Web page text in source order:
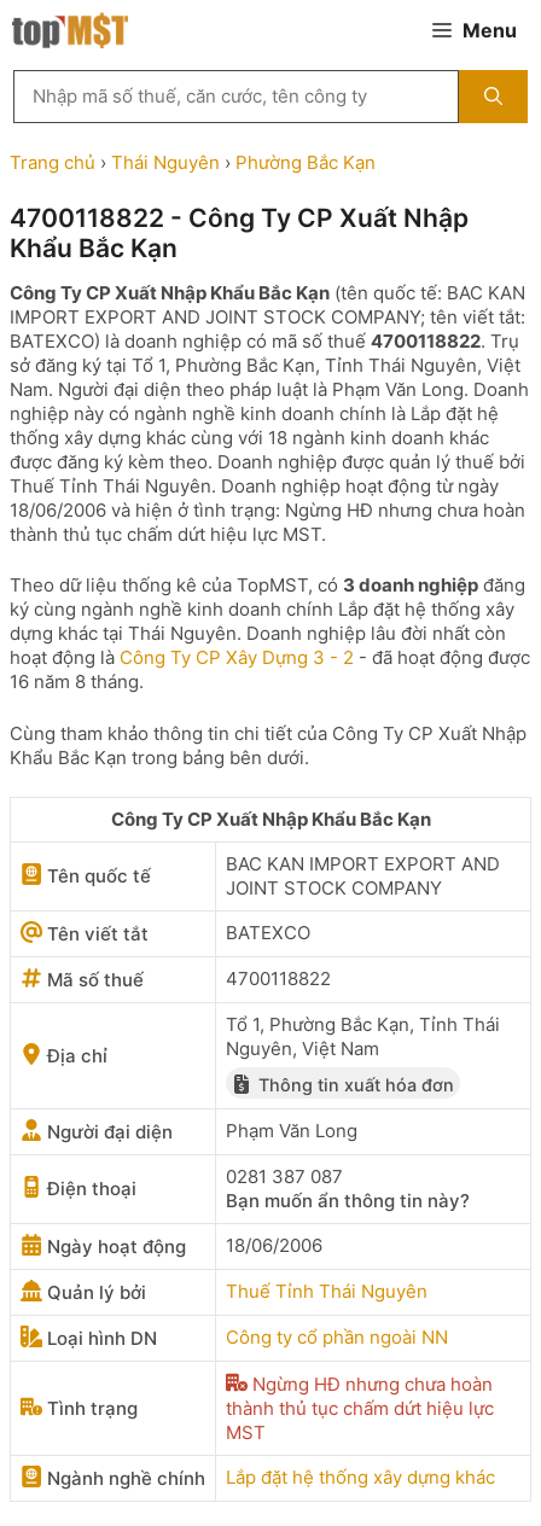
Chuyển
đến
Menu
kiếm
MST
theo
tên
ty,
người
diện
hoặc
mã
số
thuế
...
Trang chủ › Thái Nguyên › Phường Bắc Kạn
4700118822 - Công Ty CP Xuất Nhập
Khẩu Bắc Kạn
Công Ty CP Xuất Nhập Khẩu Bắc Kạn (tên quốc tế: BAC KAN
IMPORT EXPORT AND JOINT STOCK COMPANY; tên viết tắt:
BATEXCO) là doanh nghiệp có mã số thuế 4700118822. Trụ
sở đăng ký tại Tổ 1, Phường Bắc Kạn, Tỉnh Thái Nguyên, Việt
Nam. Người đại diện theo pháp luật là Phạm Văn Long. Doanh
nghiệp này có ngành nghề kinh doanh chính là Lắp đặt hệ
thống xây dựng khác cùng với 18 ngành kinh doanh khác
được đăng ký kèm theo. Doanh nghiệp được quản lý thuế bởi
Thuế Tỉnh Thái Nguyên. Doanh nghiệp hoạt động từ ngày
18/06/2006 và hiện ở tình trạng: Ngừng HĐ nhưng chưa hoàn
thành thủ tục chấm dứt hiệu lực MST.
Theo dữ liệu thống kê của TopMST, có 3 doanh nghiệp đăng
ký cùng ngành nghề kinh doanh chính Lắp đặt hệ thống xây
dựng khác tại Thái Nguyên. Doanh nghiệp lâu đời nhất còn
hoạt động là Công Ty CP Xây Dựng 3 - 2 - đã hoạt động được
16 năm 8 tháng.
Cùng tham khảo thông tin chi tiết của Công Ty CP Xuất Nhập
Khẩu Bắc Kạn trong bảng bên dưới.
Công Ty CP Xuất Nhập Khẩu Bắc Kạn
Tên quốc tế
BAC KAN IMPORT EXPORT AND
JOINT STOCK COMPANY
Tên viết tắt
BATEXCO
Mã số thuế 4700118822
Địa chỉ
Tổ 1, Phường Bắc Kạn, Tỉnh Thái
Nguyên, Việt Nam
Thông tin xuất hóa đơn
Người đại diện Phạm Văn Long
Điện thoại
0281 387 087
Bạn muốn ẩn thông tin này?
Ngày hoạt động
18/06/2006
Quản lý bởi Thuế Tỉnh Thái Nguyên
Loại hình DN Công ty cổ phần ngoài NN
Tình trạng
Ngừng HĐ nhưng chưa hoàn
thành thủ tục chấm dứt hiệu lực
MST
Ngành nghề chính
Lắp đặt hệ thống xây dựng khác